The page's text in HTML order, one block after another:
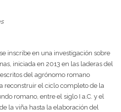
inscribe en una investigación sobre
iniciada en 2013 en las laderas del
del agrónomo romano
reconstruir el ciclo completo de la
romano, entre el siglo I a.C. y el
la viña hasta la elaboración del